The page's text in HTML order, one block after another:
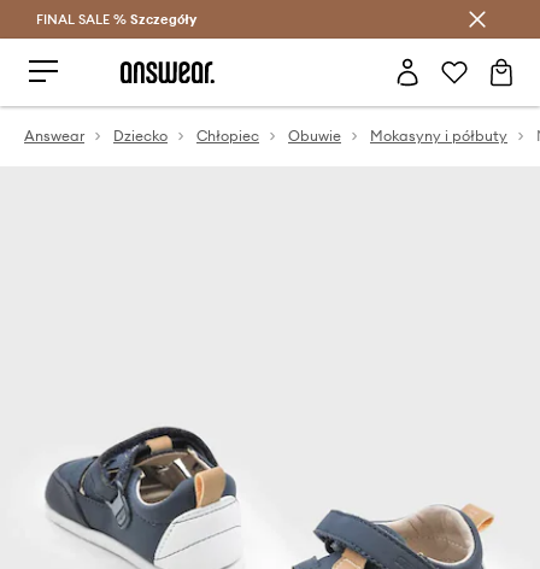
Oszczędzaj z Answear Club >
FINAL SALE % Szczegóły
Answear Dziecko Chłopiec Obuwie Mokasyny i półbuty